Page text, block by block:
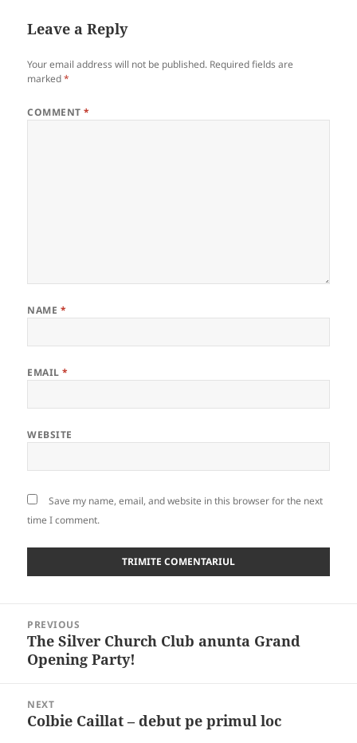
Leave a Reply
Your email address will not be published. Required fields are
marked*
COMMENT*
NAME *
EMAIL*
WEBSITE
Save my name, email, and website in this browser for the next
time I comment.
navigation
PREVIOUS
Previous
post:
The Silver Church Club anunta Grand
Opening Party!
NEXT
Next
Colbie Caillat – debut pe primul loc